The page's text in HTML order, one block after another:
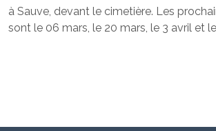
à Sauve, devant le cimetière. Les
sont le 06 mars, le 20 mars, le 3 avril et